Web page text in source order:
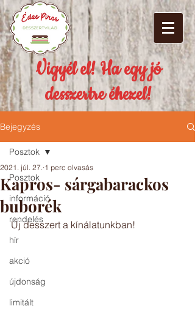
Vigyél el! Ha egy jó
desszertre éhezel!
Bejegyzés
Posztok
információ
rendelés
hír
akció
újdonság
limitált
Posztok
Kapros- sárgabarackos
buborék
2021. júl. 27. 1 perc olvasás
Új desszert a kínálatunkban!